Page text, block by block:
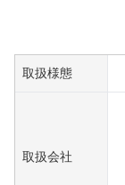
取扱様態
取扱会社